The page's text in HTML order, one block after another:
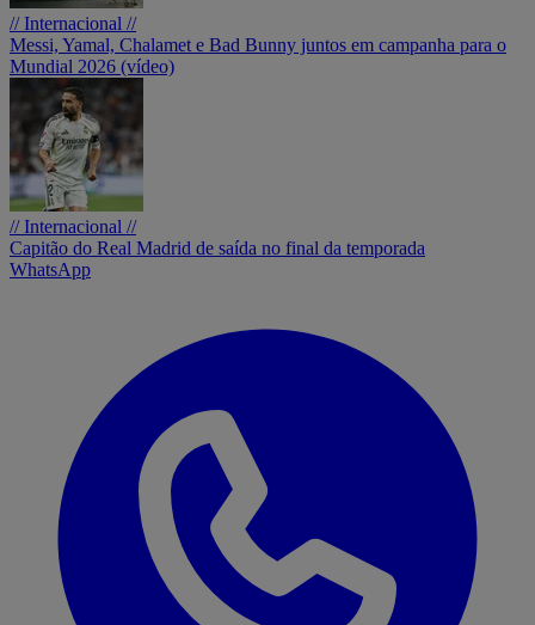
// Internacional //
Messi, Yamal, Chalamet e Bad Bunny juntos em campanha para o
Mundial 2026 (vídeo)
// Internacional //
Capitão do Real Madrid de saída no final da temporada
WhatsApp